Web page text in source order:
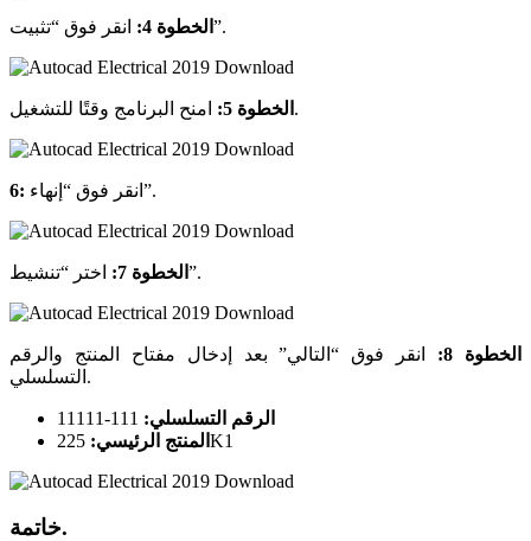
الخطوة 4: انقر فوق “تثبيت”.
الخطوة 5: امنح البرنامج وقتًا للتشغيل.
6: انقر فوق “إنهاء”.
الخطوة 7: اختر “تنشيط”.
الخطوة 8:
انقر فوق “التالي” بعد إدخال مفتاح المنتج والرقم
التسلسلي.
الرقم التسلسلي:
المنتج الرئيسي: 225K1
خاتمة.